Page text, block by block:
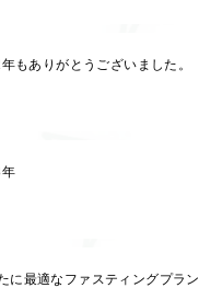
もありがとうございました。
に最適なファスティングプラン